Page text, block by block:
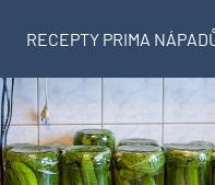
RECEPTY PRIMA